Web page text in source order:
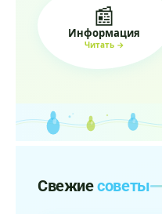
📰
Информация
Читать →
Свежиесоветы